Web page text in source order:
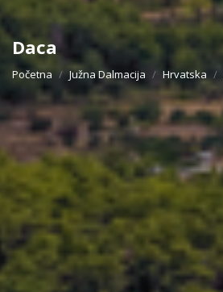
Daca
Početna Južna Dalmacija Hrvatska